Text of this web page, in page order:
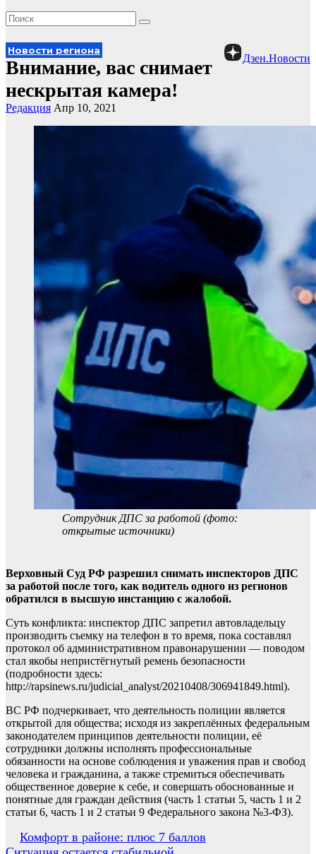
Дзен.Новости
Новости региона
Внимание, вас снимает
нескрытая камера!
Редакция Апр 10, 2021
Сотрудник ДПС за работой (фото:
открытые источники)
Верховный Суд РФ разрешил снимать инспекторов ДПС
за работой после того, как водитель одного из регионов
обратился в высшую инстанцию с жалобой.
Суть конфликта: инспектор ДПС запретил автовладельцу
производить съемку на телефон в то время, пока составлял
протокол об административном правонарушении — поводом
стал якобы непристёгнутый ремень безопасности
(подробности здесь:
http://rapsinews.ru/judicial_analyst/20210408/306941849.html).
ВС РФ подчеркивает, что деятельность полиции является
открытой для общества; исходя из закреплённых федеральным
законодателем принципов деятельности полиции, её
сотрудники должны исполнять профессиональные
обязанности на основе соблюдения и уважения прав и свобод
человека и гражданина, а также стремиться обеспечивать
общественное доверие к себе, и совершать обоснованные и
понятные для граждан действия (часть 1 статьи 5, часть 1 и 2
статьи 6, часть 1 и 2 статьи 9 Федерального закона №3-ФЗ).
Навигация
Комфорт в районе: плюс 7 баллов